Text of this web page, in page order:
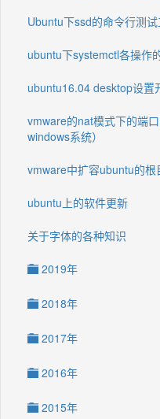
Ubuntu下ssd的命令行测
ubuntu下systemctl各操作
ubuntu16.04 desktop设置
vmware的nat模式下的端
windows系统）
vmware中扩容ubuntu的根
ubuntu上的软件更新
关于字体的各种知识
2019年
2018年
2017年
2016年
2015年